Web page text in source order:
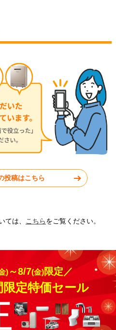
三菱 ルームエアコン MSZ-
JXV2526-W
東京都小平市
もっと見る
投稿はこちら
ては、 こちらをご覧ください。
)～8/7(金)限定／
定特価セール